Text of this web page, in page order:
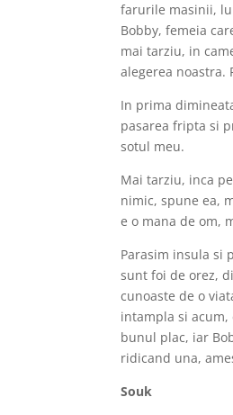
farurile masinii,
Bobby, femeia
mai tarziu, in
alegerea noastra.
In prima
pasarea fripta si
sotul meu.
Mai tarziu, inca
nimic, spune ea,
e o mana de om,
Parasim insula si
sunt foi de orez,
cunoaste de o
intampla si acum,
bunul plac, iar
ridicand una,
Souk